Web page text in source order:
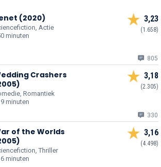
(2020)
Actie
minuten
3,23
(1.658)
805
Crashers
Romantiek
minuten
3,18
(2.305)
330
of the Worlds
Thriller
minuten
3,16
(4.498)